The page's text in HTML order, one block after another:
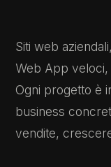
Siti web
Web App veloci,
Ogni progetto è
business
vendite,